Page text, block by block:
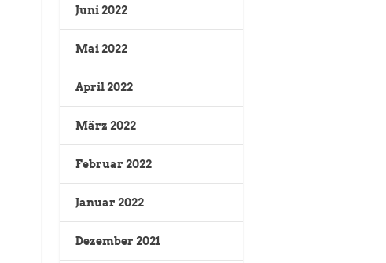
Juni 2022
Mai 2022
April 2022
März 2022
Februar 2022
Januar 2022
Dezember 2021